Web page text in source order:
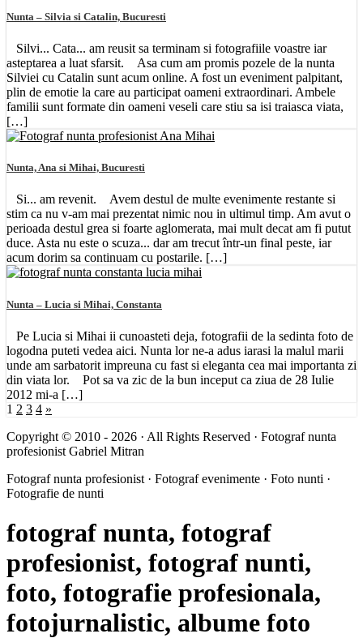
Nunta – Silvia si Catalin, Bucuresti
Silvi... Cata... am reusit sa terminam si fotografiile voastre iar
asteptarea a luat sfarsit. Asa cum am promis pozele de la nunta
Silviei cu Catalin sunt acum online. A fost un eveniment palpitant,
plin de emotie la care au participat oameni extraordinari. Ambele
familii sunt formate din oameni veseli care stiu sa isi traiasca viata,
[…]
Nunta, Ana si Mihai, Bucuresti
Si... am revenit. Avem destul de multe evenimente restante si
stim ca nu v-am mai prezentat nimic nou in ultimul timp. Am avut o
perioada destul grea si foarte aglomerata, mai mult decat am fi putut
duce. Asta nu este o scuza... dar am trecut într-un final peste, iar
acum dorim sa continuam cu postarile. […]
Nunta – Lucia si Mihai, Constanta
Pe Lucia si Mihai ii cunoasteti deja, fotografii de la sedinta foto de
logodna puteti vedea aici. Nunta lor ne-a adus iarasi la malul marii
unde am sarbatorit impreuna cu fast si eleganta cea mai importanta zi
din viata lor. Pot sa va zic de la bun inceput ca ziua de 28 Iulie
2012 mi-a […]
1 2 3 4 »
Copyright © 2010 - 2026 · All Rights Reserved · Fotograf nunta
profesionist Gabriel Mitran
Fotograf nunta profesionist · Fotograf evenimente · Foto nunti ·
Fotografie de nunti
fotograf nunta, fotograf
profesionist, fotograf nunti,
foto, fotografie profesionala,
fotojurnalistic, albume foto